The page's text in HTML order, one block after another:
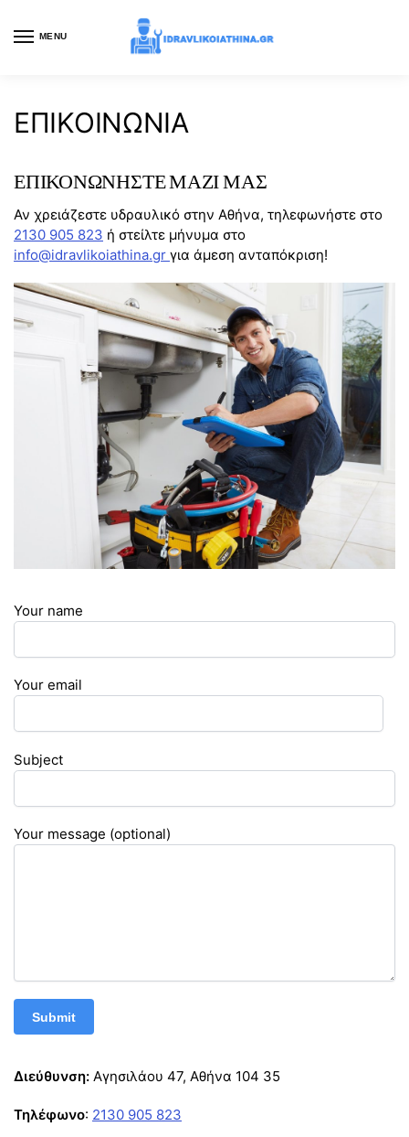
MENU
ΕΠΙΚΟΙΝΩΝΙΑ
ΕΠΙΚΟΝΩΝΗΣΤΕ ΜΑΖΙ ΜΑΣ
Αν χρειάζεστε υδραυλικό στην Αθήνα, τηλεφωνήστε στο
2130 905 823 ή στείλτε μήνυμα στο
info@idravlikoiathina.gr για άμεση ανταπόκριση!
Your name
Your email
Subject
Your message (optional)
Διεύθυνση: Αγησιλάου 47, Αθήνα 104 35
Τηλέφωνο: 2130 905 823